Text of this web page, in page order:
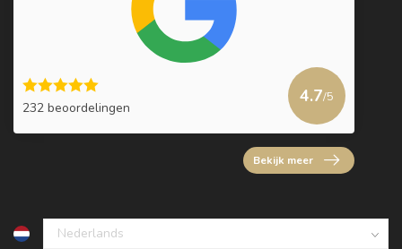
232 beoordelingen
4.7/5
Bekijk meer